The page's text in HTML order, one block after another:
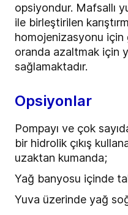
opsiyondur. Mafsallı
ile birleştirilen
homojenizasyonu için
oranda azaltmak için
sağlamaktadır.
Opsiyonlar
Pompayı ve çok
bir hidrolik çıkış
uzaktan kumanda;
Yağ banyosu içinde
Yuva üzerinde yağ